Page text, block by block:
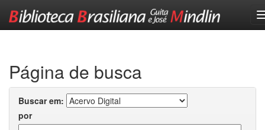
Página de busca
Buscar em:
por